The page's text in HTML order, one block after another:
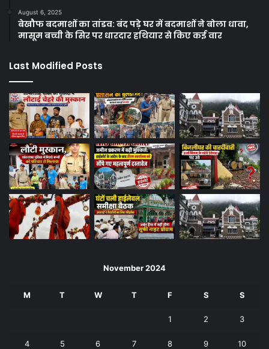
August 6, 2025
बेखौफ बदमाशों का तांडव: बंद पड़े घर में बदमाशों ने बोला धावा,
मासूम बच्ची के सिर पर धारदार हथियार से किए कई वार
Last Modified Posts
November 2024
M T W T F S S
1 2 3
4 5 6 7 8 9 10